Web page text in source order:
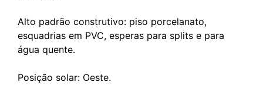
Alto padrão construtivo: piso porcelanato,
esquadrias em PVC, esperas para splits e para
água quente.
Posição solar: Oeste.